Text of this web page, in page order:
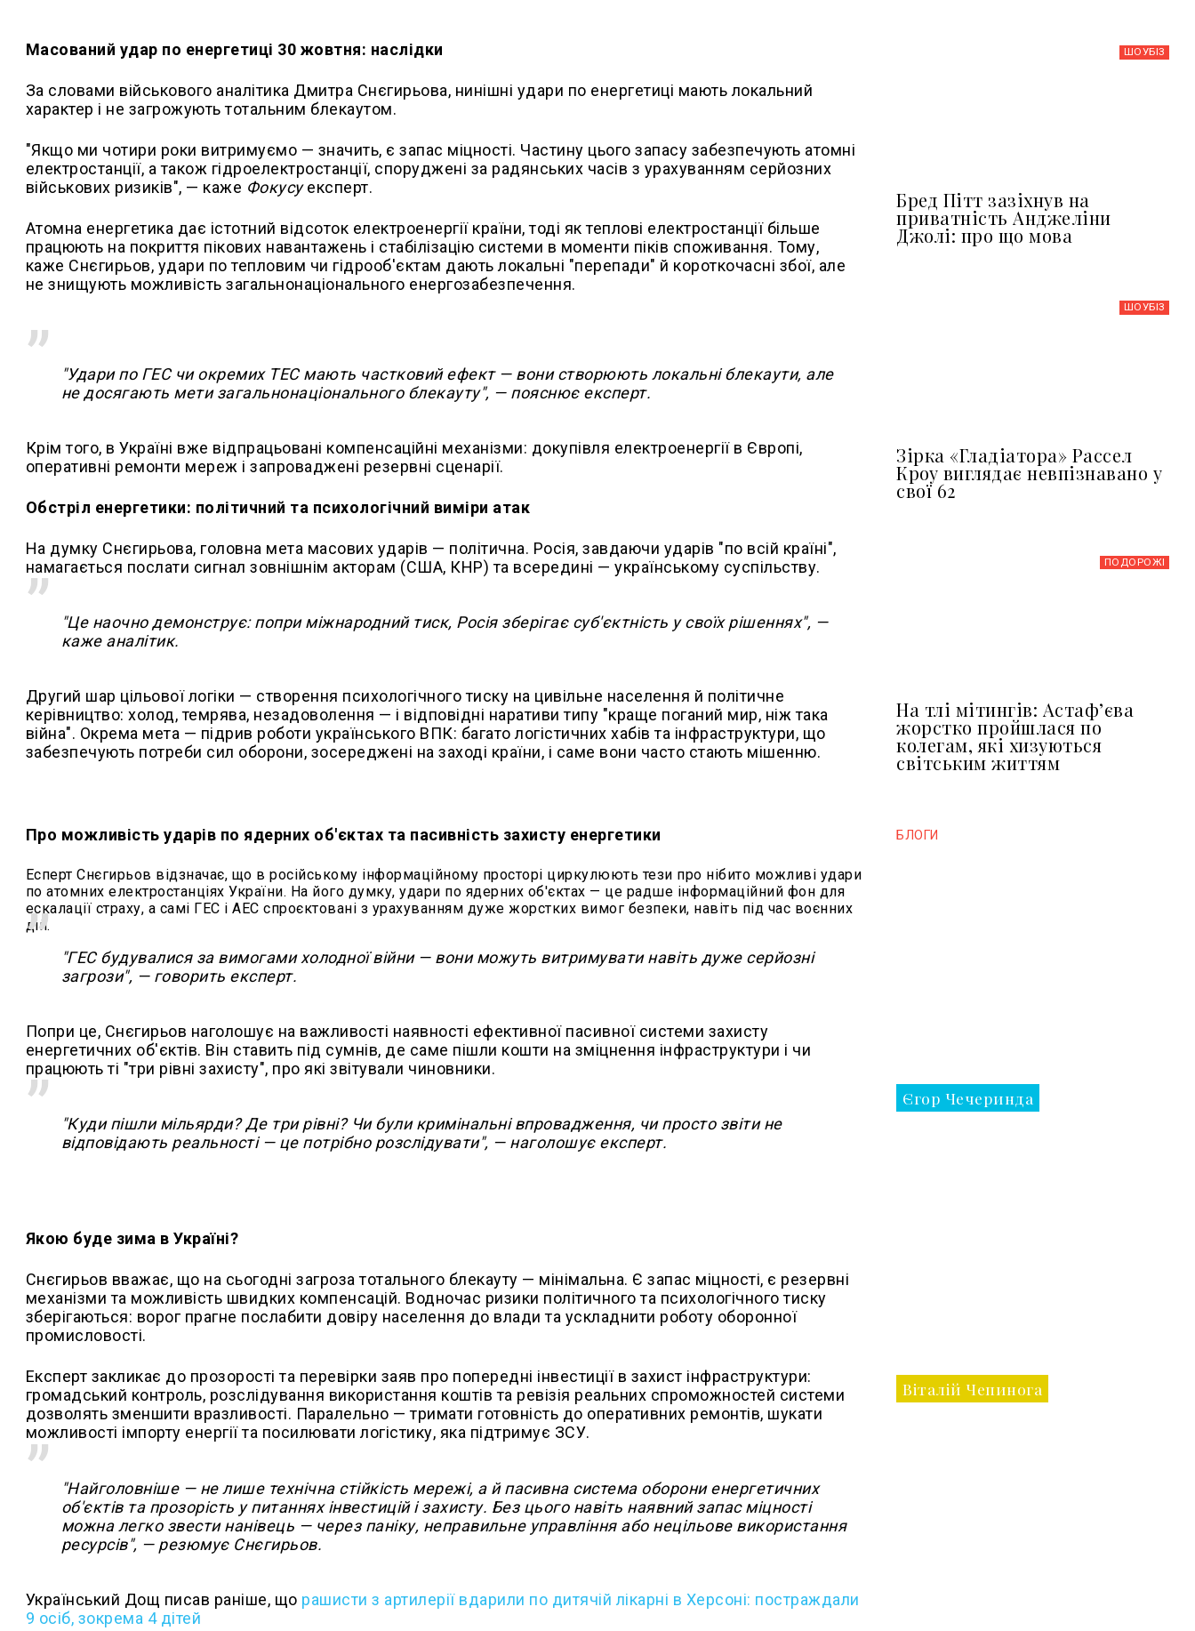
Масований удар по енергетиці 30 жовтня: наслідки
За словами військового аналітика Дмитра Снєгирьова, нинішні удари по енергетиці мають локальний
характер і не загрожують тотальним блекаутом.
"Якщо ми чотири роки витримуємо — значить, є запас міцності. Частину цього запасу забезпечують атомні
електростанції, а також гідроелектростанції, споруджені за радянських часів з урахуванням серйозних
військових ризиків", — каже Фокусуексперт.
Атомна енергетика дає істотний відсоток електроенергії країни, тоді як теплові електростанції більше
працюють на покриття пікових навантажень і стабілізацію системи в моменти піків споживання. Тому,
каже Снєгирьов, удари по тепловим чи гідрооб'єктам дають локальні "перепади" й короткочасні збої, але
не знищують можливість загальнонаціонального енергозабезпечення.
"Удари по ГЕС чи окремих ТЕС мають частковий ефект — вони створюють локальні блекаути, але
не досягають мети загальнонаціонального блекауту", — пояснює експерт.
Крім того, в Україні вже відпрацьовані компенсаційні механізми: докупівля електроенергії в Європі,
оперативні ремонти мереж і запроваджені резервні сценарії.
Обстріл енергетики: політичний та психологічний виміри атак
На думку Снєгирьова, головна мета масових ударів — політична. Росія, завдаючи ударів "по всій країні",
намагається послати сигнал зовнішнім акторам (США, КНР) та всередині — українському суспільству.
"Це наочно демонструє: попри міжнародний тиск, Росія зберігає суб'єктність у своїх рішеннях", —
каже аналітик.
Другий шар цільової логіки — створення психологічного тиску на цивільне населення й політичне
керівництво: холод, темрява, незадоволення — і відповідні наративи типу "краще поганий мир, ніж така
війна". Окрема мета — підрив роботи українського ВПК: багато логістичних хабів та інфраструктури, що
забезпечують потреби сил оборони, зосереджені на заході країни, і саме вони часто стають мішенню.
Про можливість ударів по ядерних об'єктах та пасивність захисту енергетики
Есперт Снєгирьов відзначає, що в російському інформаційному просторі циркулюють тези про нібито можливі удари
по атомних електростанціях України. На його думку, удари по ядерних об'єктах — це радше інформаційний фон для
ескалації страху, а самі ГЕС і АЕС спроєктовані з урахуванням дуже жорстких вимог безпеки, навіть під час воєнних
дій.
"ГЕС будувалися за вимогами холодної війни — вони можуть витримувати навіть дуже серйозні
загрози", — говорить експерт.
Попри це, Снєгирьов наголошує на важливості наявності ефективної пасивної системи захисту
енергетичних об'єктів. Він ставить під сумнів, де саме пішли кошти на зміцнення інфраструктури і чи
працюють ті "три рівні захисту", про які звітували чиновники.
"Куди пішли мільярди? Де три рівні? Чи були кримінальні впровадження, чи просто звіти не
відповідають реальності — це потрібно розслідувати", — наголошує експерт.
Якою буде зима в Україні?
Снєгирьов вважає, що на сьогодні загроза тотального блекауту — мінімальна. Є запас міцності, є резервні
механізми та можливість швидких компенсацій. Водночас ризики політичного та психологічного тиску
зберігаються: ворог прагне послабити довіру населення до влади та ускладнити роботу оборонної
промисловості.
Експерт закликає до прозорості та перевірки заяв про попередні інвестиції в захист інфраструктури:
громадський контроль, розслідування використання коштів та ревізія реальних спроможностей системи
дозволять зменшити вразливості. Паралельно — тримати готовність до оперативних ремонтів, шукати
можливості імпорту енергії та посилювати логістику, яка підтримує ЗСУ.
"Найголовніше — не лише технічна стійкість мережі, а й пасивна система оборони енергетичних
об'єктів та прозорість у питаннях інвестицій і захисту. Без цього навіть наявний запас міцності
можна легко звести нанівець — через паніку, неправильне управління або нецільове використання
ресурсів", — резюмує Снєгирьов.
Український Дощ писав раніше, що рашисти з артилерії вдарили по дитячій лікарні в Херсоні: постраждали
9 осіб, зокрема 4 дітей
ШОУБIЗ
Бред Пітт зазіхнув на
приватність Анджеліни
Джолі: про що мова
ШОУБIЗ
Зірка «Гладіатора» Рассел
Кроу виглядає невпізнавано у
свої 62
ПОДОРОЖІ
На тлі мітингів: Астафʼєва
жорстко пройшлася по
колегам, які хизуються
світським життям
БЛОГИ
Єгор Чечеринда
Віталій Чепинога